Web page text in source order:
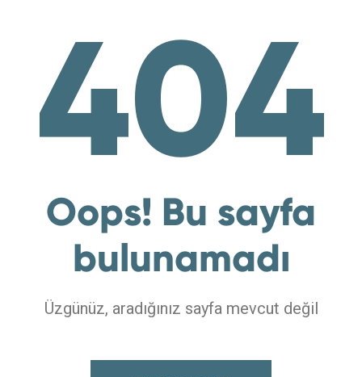
404
Oops! Bu sayfa
bulunamadı
Üzgünüz, aradığınız sayfa mevcut değil